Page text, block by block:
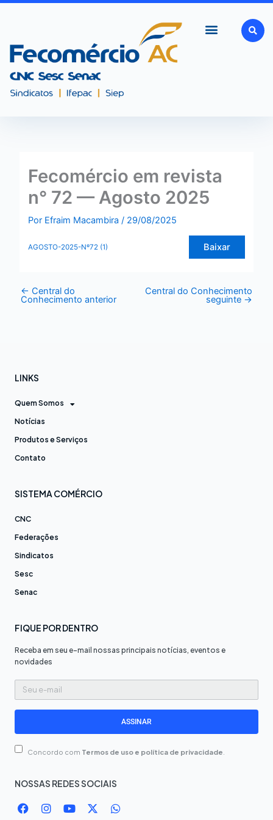
Ir
conteúdo
Fecomércio em revista
n° 72 — Agosto 2025
Por Efraim Macambira/ 29/08/2025
AGOSTO-2025-Nº72 (1) Baixar
← Central do
Conhecimento anterior
Central do Conhecimento
seguinte →
LINKS
Quem Somos
Notícias
Produtos e Serviços
Contato
SISTEMA COMÉRCIO
CNC
Federações
Sindicatos
Sesc
Senac
FIQUE POR DENTRO
Receba em seu e-mail nossas principais notícias, eventos e
novidades
Seu
e-
ASSINAR
Concordo com Termos de uso e política de privacidade
NOSSAS REDES SOCIAIS
F
a
I
n
Y
o
X
-
W
h